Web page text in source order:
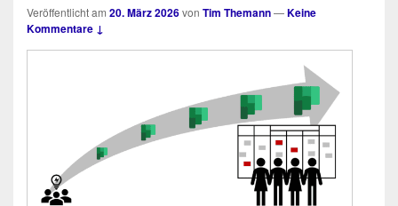
Veröffentlicht am 20. März 2026von Tim Themann—Keine
Kommentare ↓